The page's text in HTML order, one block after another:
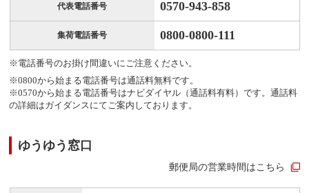
代表電話番号 0570-943-858
集荷電話番号 0800-0800-111
※電話番号のお掛け間違いにご注意ください。
※0800から始まる電話番号は通話料無料です。
※0570から始まる電話番号はナビダイヤル（通話料有料）です。通話料
の詳細はガイダンスにてご案内しております。
ゆうゆう窓口
郵便局の営業時間はこちら